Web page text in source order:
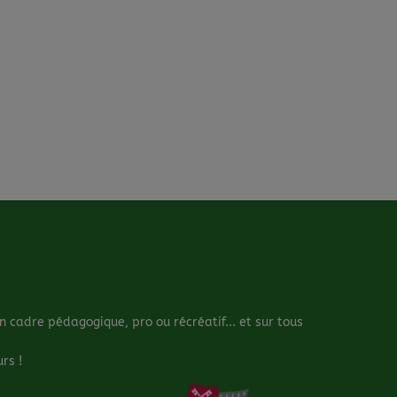
cadre pédagogique, pro ou récréatif... et sur tous
!